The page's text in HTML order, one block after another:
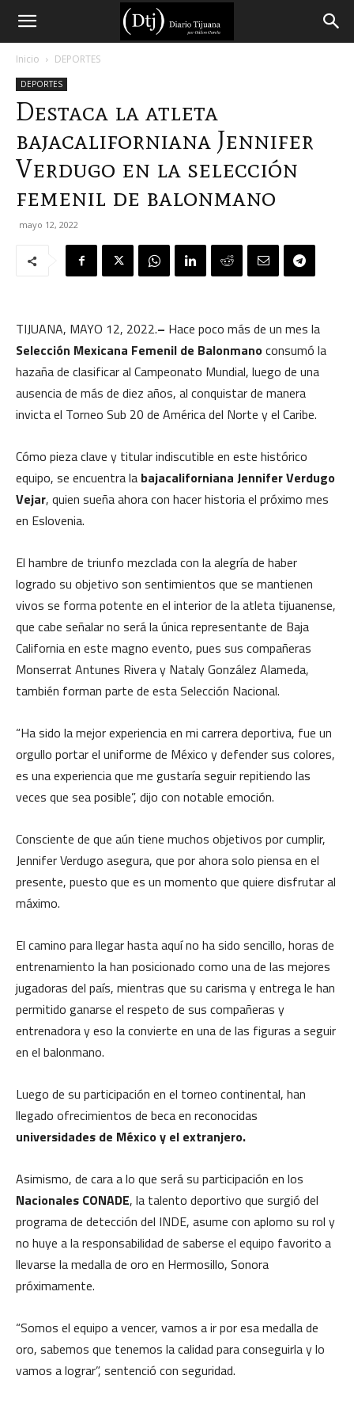
Diario
Tijuana
Inicio DEPORTES
DEPORTES
Destaca la atleta
bajacaliforniana Jennifer
Verdugo en la selección
femenil de balonmano
mayo 12, 2022
TIJUANA, MAYO 12, 2022.– Hace poco más de un mes la
Selección Mexicana Femenil de Balonmanoconsumó la
hazaña de clasificar al Campeonato Mundial, luego de una
ausencia de más de diez años, al conquistar de manera
invicta el Torneo Sub 20 de América del Norte y el Caribe.
Cómo pieza clave y titular indiscutible en este histórico
equipo, se encuentra la bajacaliforniana Jennifer Verdugo
Vejar, quien sueña ahora con hacer historia el próximo mes
en Eslovenia.
El hambre de triunfo mezclada con la alegría de haber
logrado su objetivo son sentimientos que se mantienen
vivos se forma potente en el interior de la atleta tijuanense,
que cabe señalar no será la única representante de Baja
California en este magno evento, pues sus compañeras
Monserrat Antunes Rivera y Nataly González Alameda,
también forman parte de esta Selección Nacional.
“Ha sido la mejor experiencia en mi carrera deportiva, fue un
orgullo portar el uniforme de México y defender sus colores,
es una experiencia que me gustaría seguir repitiendo las
veces que sea posible”, dijo con notable emoción.
Consciente de que aún tiene muchos objetivos por cumplir,
Jennifer Verdugo asegura, que por ahora solo piensa en el
presente, puesto que es un momento que quiere disfrutar al
máximo.
El camino para llegar hasta aquí no ha sido sencillo, horas de
entrenamiento la han posicionado como una de las mejores
jugadoras del país, mientras que su carisma y entrega le han
permitido ganarse el respeto de sus compañeras y
entrenadora y eso la convierte en una de las figuras a seguir
en el balonmano.
Luego de su participación en el torneo continental, han
llegado ofrecimientos de beca en reconocidas
universidades de México y el extranjero.
Asimismo, de cara a lo que será su participación en los
Nacionales CONADE, la talento deportivo que surgió del
programa de detección del INDE, asume con aplomo su rol y
no huye a la responsabilidad de saberse el equipo favorito a
llevarse la medalla de oro en Hermosillo, Sonora
próximamente.
“Somos el equipo a vencer, vamos a ir por esa medalla de
oro, sabemos que tenemos la calidad para conseguirla y lo
vamos a lograr”, sentenció con seguridad.